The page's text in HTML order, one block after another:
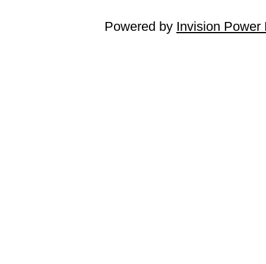
Powered by Invision Power